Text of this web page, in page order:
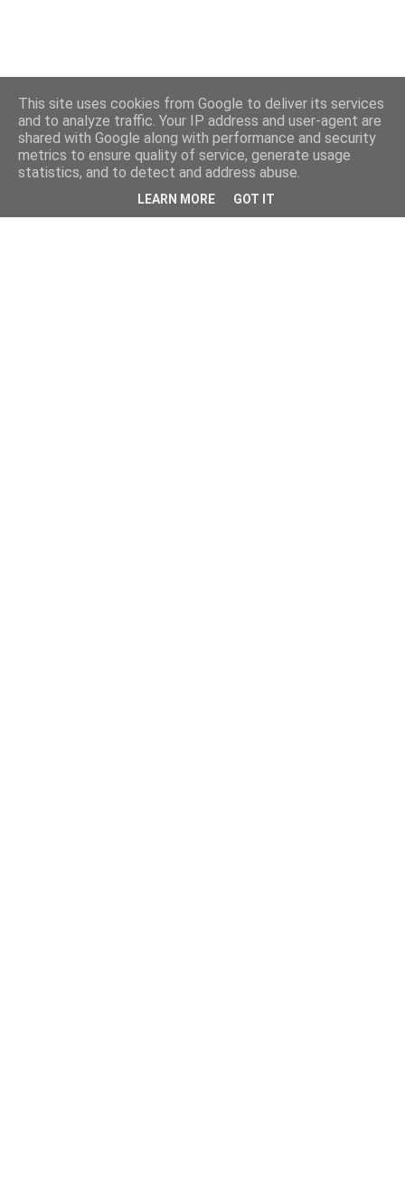
This site uses cookies from Google to deliver its services
and to analyze traffic. Your IP address and user-agent are
shared with Google along with performance and security
metrics to ensure quality of service, generate usage
statistics, and to detect and address abuse.
LEARN MORE GOT IT